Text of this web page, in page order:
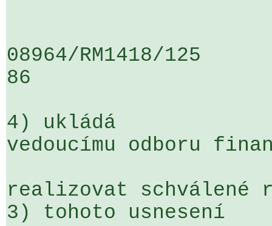
08964/RM1418/
86
4) ukládá
vedoucímu odboru
realizovat schválené
3) tohoto usnesení